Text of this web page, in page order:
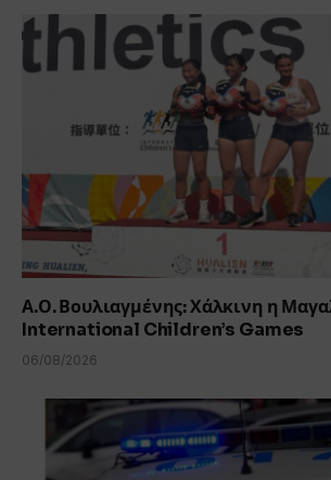
Α.Ο. Βουλιαγμένης: Χάλκινη η
International Children’s Games
06/08/2026